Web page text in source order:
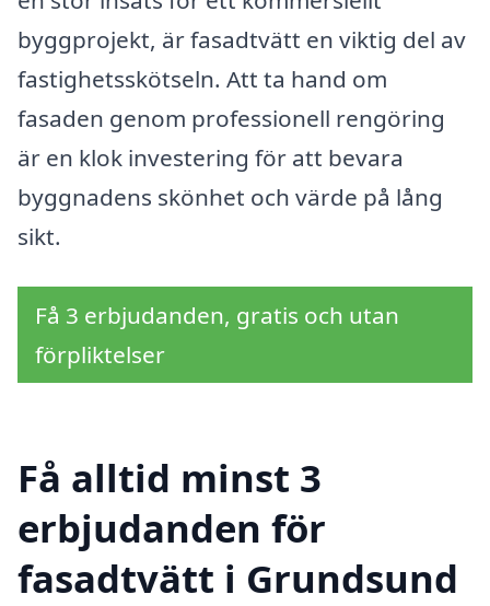
byggprojekt, är fasadtvätt en viktig del av
fastighetsskötseln. Att ta hand om
fasaden genom professionell rengöring
är en klok investering för att bevara
byggnadens skönhet och värde på lång
sikt.
Få 3 erbjudanden, gratis och utan
förpliktelser
Få alltid minst 3
erbjudanden för
fasadtvätt i Grundsund